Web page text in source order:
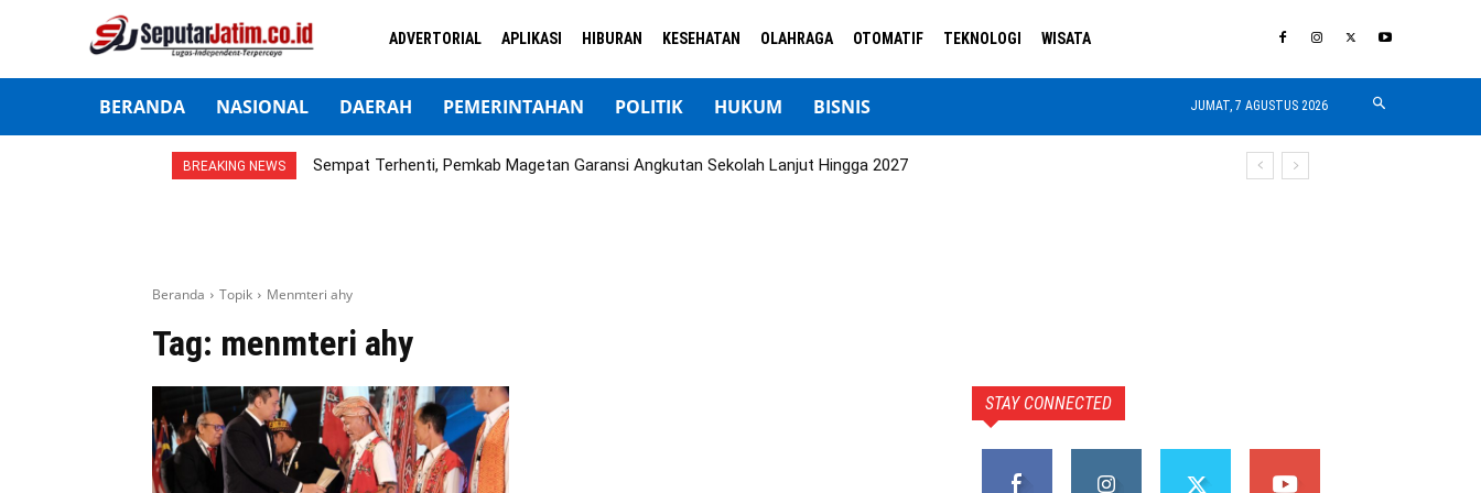
ADVERTORIAL APLIKASI HIBURAN KESEHATAN OLAHRAGA OTOMATIF TEKNOLOGI WISATA
BERANDA NASIONAL DAERAH PEMERINTAHAN POLITIK HUKUM BISNIS JUMAT, 7 AGUSTUS 2026
BREAKING NEWS Sempat Terhenti, Pemkab Magetan Garansi Angkutan Sekolah Lanjut Hingga 2027
Beranda Topik Menmteri ahy
Tag: menmteri ahy
STAY CONNECTED